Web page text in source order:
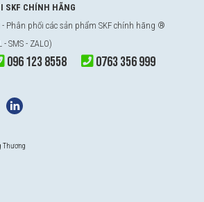
SKF CHÍNH HÃNG
- Phân phối các sản phẩm SKF chính hãng ®
SMS - ZALO)
096 123 8558 0763 356 999
Thương